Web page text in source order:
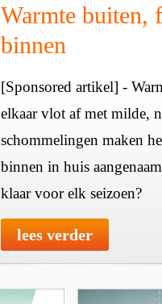
Warmte buiten,
binnen
[Sponsored artikel] -
elkaar vlot af met milde,
schommelingen maken
binnen in huis
klaar voor elk seizoen?
lees verder